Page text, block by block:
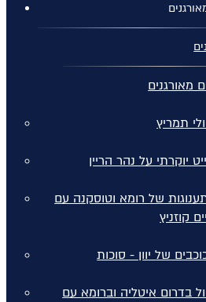
מאורגנים
תמריץ
יוקרתי על נהר הריין
של רומא וטוסקנה עם
קוזניץ
של יוון - סוכות
בדרום איטליה וברומא עם